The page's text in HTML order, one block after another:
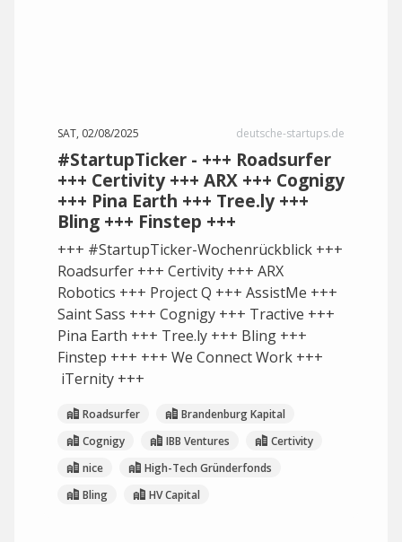
SAT, 02/08/2025 deutsche-startups.de
#StartupTicker - +++ Roadsurfer
+++ Certivity +++ ARX +++ Cognigy
+++ Pina Earth +++ Tree.ly +++
Bling +++ Finstep +++
+++ #StartupTicker-Wochenrückblick +++
Roadsurfer +++ Certivity +++ ARX
Robotics +++ Project Q +++ AssistMe +++
Saint Sass +++ Cognigy +++ Tractive +++
Pina Earth +++ Tree.ly +++ Bling +++
Finstep +++ +++ We Connect Work +++
iTernity +++
Roadsurfer
Brandenburg Kapital
Cognigy
IBB Ventures
Certivity
nice
High-Tech Gründerfonds
Bling
HV Capital